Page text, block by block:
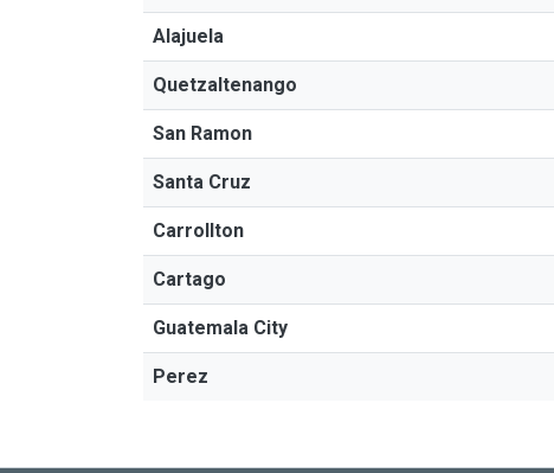
Alajuela
Quetzaltenango
San Ramon
Santa Cruz
Carrollton
Cartago
Guatemala City
Perez